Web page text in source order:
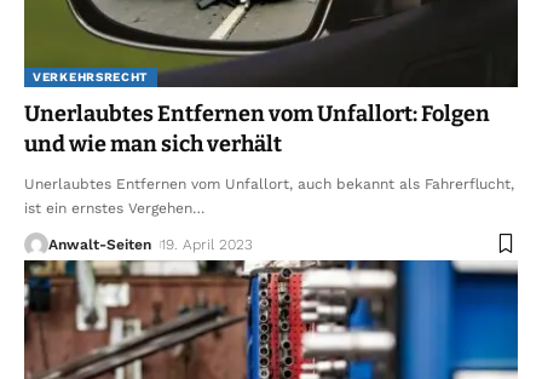
VERKEHRSRECHT
Unerlaubtes Entfernen vom Unfallort: Folgen
und wie man sich verhält
Unerlaubtes Entfernen vom Unfallort, auch bekannt als Fahrerflucht,
ist ein ernstes Vergehen…
Anwalt-Seiten 19. April 2023